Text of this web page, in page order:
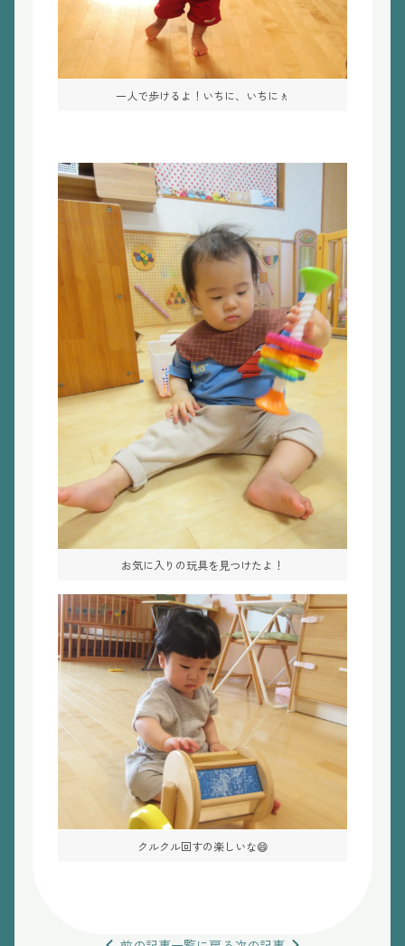
一人で歩けるよ！いちに、いちに🚶
お気に入りの玩具を見つけたよ！
クルクル回すの楽しいな😄